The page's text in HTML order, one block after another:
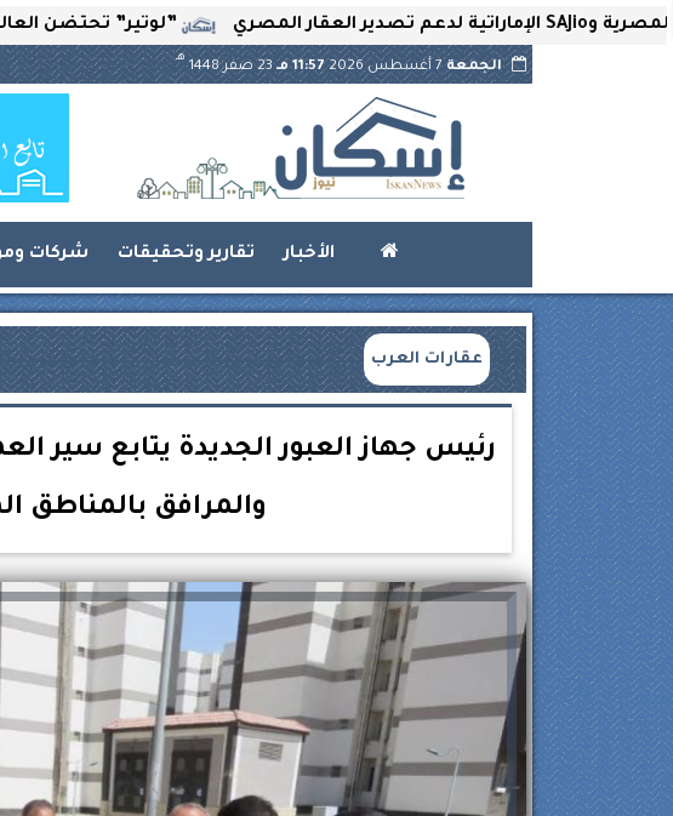
”لوتير” تحتضن العالم.. اعرف
الجمعة7 أغسطس 2026 11:57 مـ 23 صفر 1448
هـ
الأخبار تقارير وتحقيقات شركات
عقارات العرب
رئيس جهاز العبور الجديدة يتابع سير
والمرافق بالمناطق